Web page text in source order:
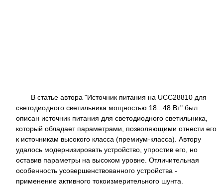
В статье автора "Источник питания на UCC28810 для
светодиодного светильника мощностью 18...48 Вт" был
описан источник питания для светодиодного светильника,
который обладает параметрами, позволяющими отнести его
к источникам высокого класса (премиум-класса). Автору
удалось модернизировать устройство, упростив его, но
оставив параметры на высоком уровне. Отличительная
особенность усовершенствованного устройства -
применение активного токоизмерительного шунта.